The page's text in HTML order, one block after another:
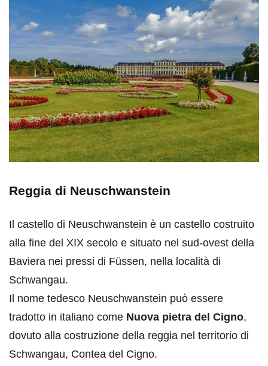
Reggia di Neuschwanstein
Il castello di Neuschwanstein è un castello costruito
alla fine del XIX secolo e situato nel sud-ovest della
Baviera nei pressi di Füssen, nella località di
Schwangau.
Il nome tedesco Neuschwanstein può essere
tradotto in italiano come Nuova pietra del Cigno,
dovuto alla costruzione della reggia nel territorio di
Schwangau, Contea del Cigno.